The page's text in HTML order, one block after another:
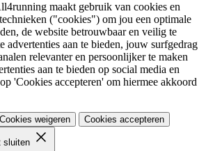
maakt gebruik van cookies en
("cookies") om jou een optimale
de website betrouwbaar en veilig te
advertenties aan te bieden, jouw surfgedrag
relevanter en persoonlijker te maken
aan te bieden op social media en
'Cookies accepteren' om hiermee akkoord
Cookies weigeren Cookies accepteren
sluiten